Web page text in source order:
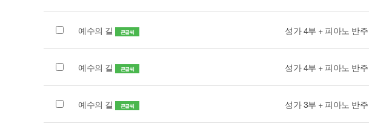
예수의 길 큰글씨 성가 4부 + 피아노 반주
예수의 길 큰글씨 성가 4부 + 피아노 반주
예수의 길 큰글씨 성가 3부 + 피아노 반주